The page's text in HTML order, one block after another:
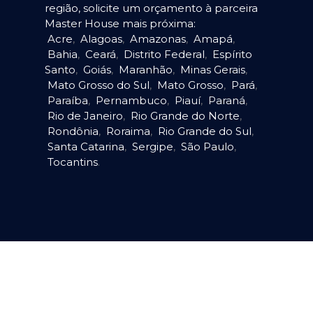
região, solicite um orçamento à parceira
Master House mais próxima:
Acre, Alagoas, Amazonas, Amapá,
Bahia, Ceará, Distrito Federal, Espírito
Santo, Goiás, Maranhão, Minas Gerais,
Mato Grosso do Sul, Mato Grosso, Pará,
Paraíba, Pernambuco, Piauí, Paraná,
Rio de Janeiro, Rio Grande do Norte,
Rondônia, Roraima, Rio Grande do Sul,
Santa Catarina, Sergipe, São Paulo,
Tocantins.